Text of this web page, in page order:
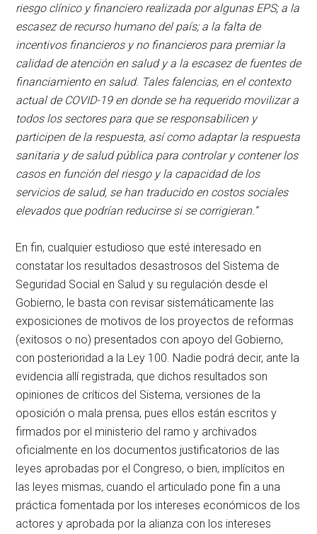
riesgo clínico y financiero realizada por algunas EPS; a la
escasez de recurso humano del país; a la falta de
incentivos financieros y no financieros para premiar la
calidad de atención en salud y a la escasez de fuentes de
financiamiento en salud. Tales falencias, en el contexto
actual de COVID-19 en donde se ha requerido movilizar a
todos los sectores para que se responsabilicen y
participen de la respuesta, así como adaptar la respuesta
sanitaria y de salud pública para controlar y contener los
casos en función del riesgo y la capacidad de los
servicios de salud, se han traducido en costos sociales
elevados que podrían reducirse si se corrigieran.”
En fin, cualquier estudioso que esté interesado en
constatar los resultados desastrosos del Sistema de
Seguridad Social en Salud y su regulación desde el
Gobierno, le basta con revisar sistemáticamente las
exposiciones de motivos de los proyectos de reformas
(exitosos o no) presentados con apoyo del Gobierno,
con posterioridad a la Ley 100. Nadie podrá decir, ante la
evidencia allí registrada, que dichos resultados son
opiniones de críticos del Sistema, versiones de la
oposición o mala prensa, pues ellos están escritos y
firmados por el ministerio del ramo y archivados
oficialmente en los documentos justificatorios de las
leyes aprobadas por el Congreso, o bien, implícitos en
las leyes mismas, cuando el articulado pone fin a una
práctica fomentada por los intereses económicos de los
actores y aprobada por la alianza con los intereses